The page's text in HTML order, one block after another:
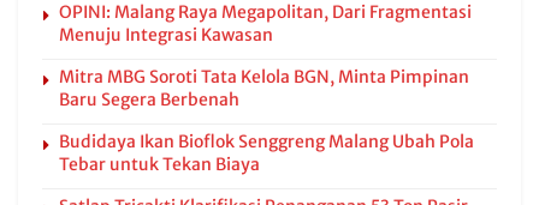
OPINI: Malang Raya Megapolitan, Dari Fragmentasi
Menuju Integrasi Kawasan
Mitra MBG Soroti Tata Kelola BGN, Minta Pimpinan
Baru Segera Berbenah
Budidaya Ikan Bioflok Senggreng Malang Ubah Pola
Tebar untuk Tekan Biaya